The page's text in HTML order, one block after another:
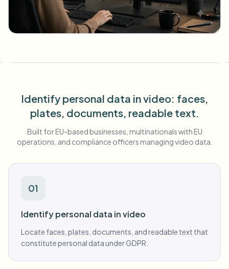
تبديل الوجه - فيديو
عالج عدة فيديوهات دفعة واحدة
طمس الوجه بالجملة
خطوط أنابيب عالية الإنتاجية
نموذج الاتصال
Identify personal data in video: faces,
plates, documents, readable text.
Built for EU-based businesses, multinationals with EU
operations, and compliance officers managing video data.
01
Identify personal data in video
Locate faces, plates, documents, and readable text that
constitute personal data under GDPR.